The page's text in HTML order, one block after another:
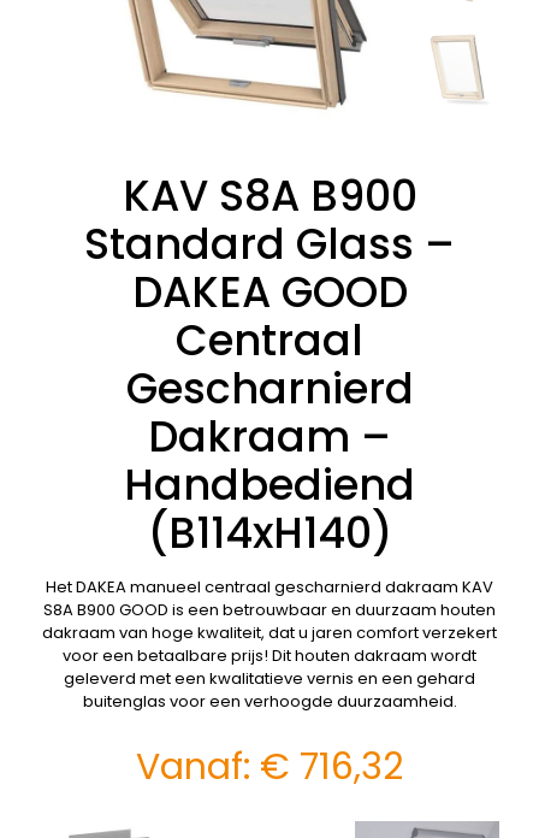
KAV S8A B900
Standard Glass –
DAKEA GOOD
Centraal
Gescharnierd
Dakraam –
Handbediend
(B114xH140)
Het DAKEA manueel centraal gescharnierd dakraam KAV
S8A B900 GOOD is een betrouwbaar en duurzaam houten
dakraam van hoge kwaliteit, dat u jaren comfort verzekert
voor een betaalbare prijs! Dit houten dakraam wordt
geleverd met een kwalitatieve vernis en een gehard
buitenglas voor een verhoogde duurzaamheid.
Vanaf: € 716,32